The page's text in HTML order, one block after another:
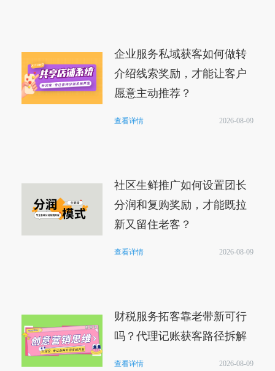
企业服务私域获客如何做转
介绍线索奖励，才能让客户
愿意主动推荐？
查看详情 2026-08-09
社区生鲜推广如何设置团长
分润和复购奖励，才能既拉
新又留住老客？
查看详情 2026-08-09
财税服务拓客靠老带新可行
吗？代理记账获客路径拆解
查看详情 2026-08-09